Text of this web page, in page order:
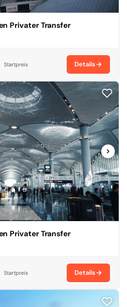
Privater Transfer
Startpreis Details
Privater Transfer
Startpreis Details